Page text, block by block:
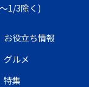
1/3除く)
お役立ち情報
グルメ
特集